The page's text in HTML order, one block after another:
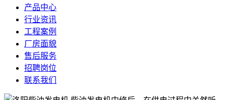
产品中心
行业资讯
工程案例
厂房面貌
售后服务
招聘岗位
联系我们